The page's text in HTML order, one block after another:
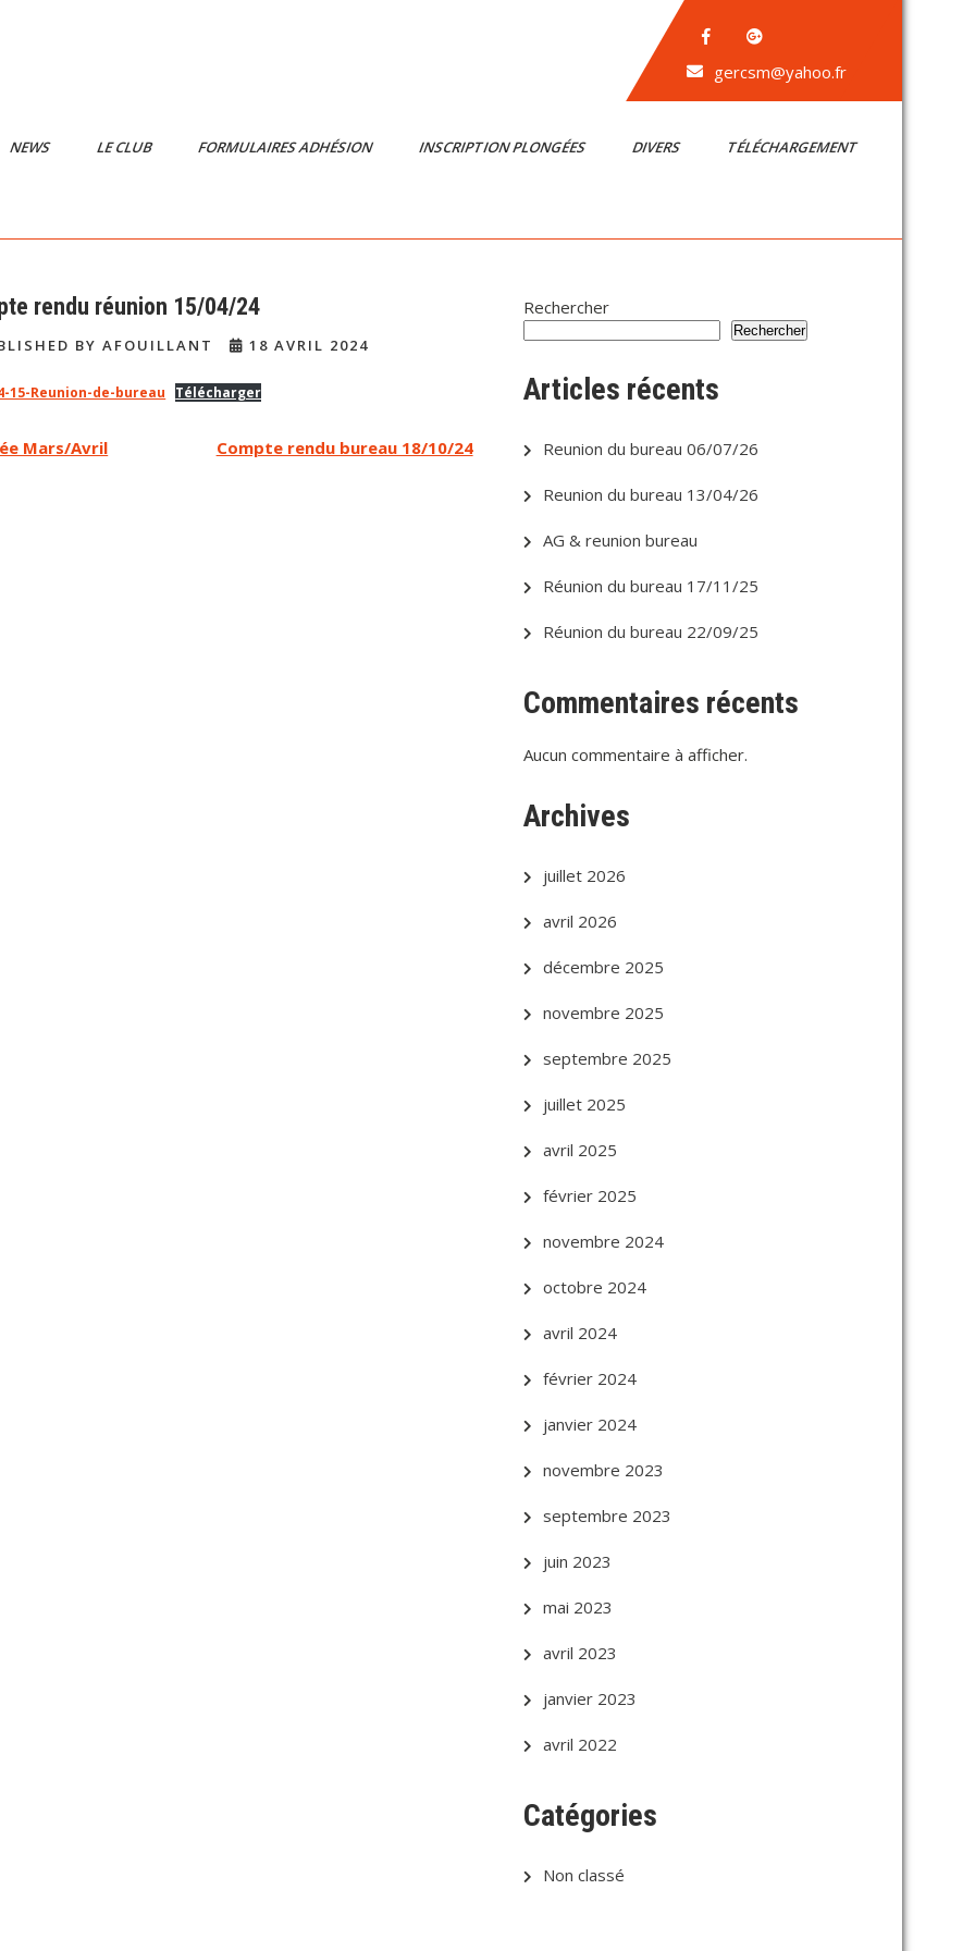
gercsm@yahoo.fr
NEWS LE CLUB FORMULAIRES ADHÉSION INSCRIPTION PLONGÉES DIVERS TÉLÉCHARGEMENT
rendu réunion 15/04/24
BY AFOUILLANT 18 AVRIL 2024
15-Reunion-de-bureau Télécharger
Mars/Avril Compte rendu bureau 18/10/24
Rechercher
Rechercher
Articles récents
Reunion du bureau 06/07/26
Reunion du bureau 13/04/26
AG & reunion bureau
Réunion du bureau 17/11/25
Réunion du bureau 22/09/25
Commentaires récents
Aucun commentaire à afficher.
Archives
juillet 2026
avril 2026
décembre 2025
novembre 2025
septembre 2025
juillet 2025
avril 2025
février 2025
novembre 2024
octobre 2024
avril 2024
février 2024
janvier 2024
novembre 2023
septembre 2023
juin 2023
mai 2023
avril 2023
janvier 2023
avril 2022
Catégories
Non classé